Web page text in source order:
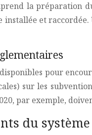
la préparation
installée et
pour
sur les
par exemple,
du